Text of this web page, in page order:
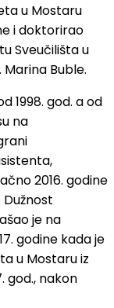
u Mostaru
i doktorirao
Sveučilišta u
Buble.
1998. god. a od
na
2016. godine
je na
godine kada je
u Mostaru iz
god., nakon